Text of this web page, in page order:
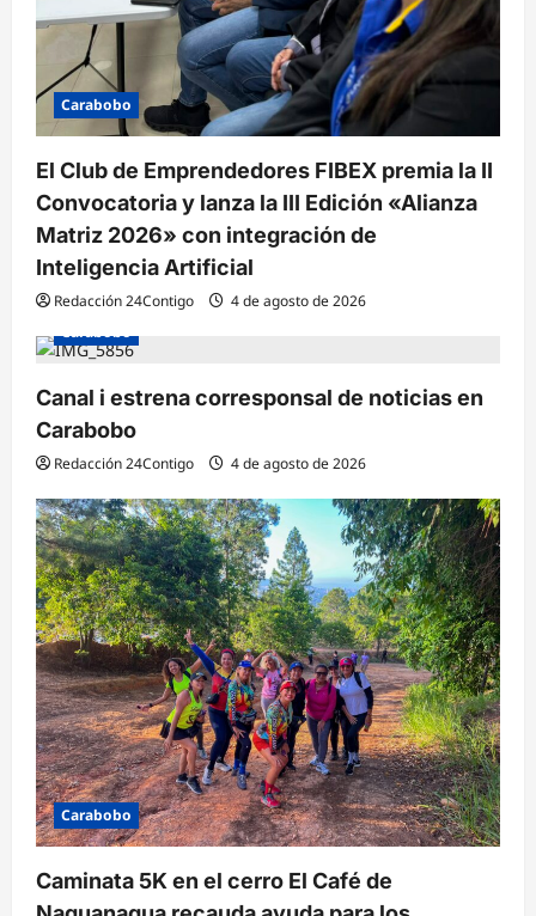
Carabobo
El Club de Emprendedores FIBEX premia la II
Convocatoria y lanza la III Edición «Alianza
Matriz 2026» con integración de
Inteligencia Artificial
Redacción 24Contigo
4 de agosto de 2026
Carabobo
Canal i estrena corresponsal de noticias en
Carabobo
Redacción 24Contigo 4 de agosto de 2026
Carabobo
Caminata 5K en el cerro El Café de